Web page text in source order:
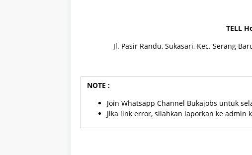
TELL
Jl. Pasir Randu, Sukasari, Kec. Serang
NOTE :
Join Whatsapp Channel Bukajobs untuk
Jika link error, silahkan laporkan ke admin